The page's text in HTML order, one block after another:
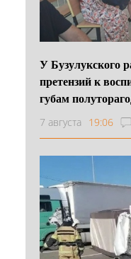
У Бузулукского
претензий к
губам
7 августа 19:06